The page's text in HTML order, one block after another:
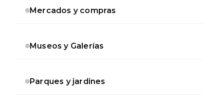
Mercados y compras
Museos y Galerías
Parques y jardines